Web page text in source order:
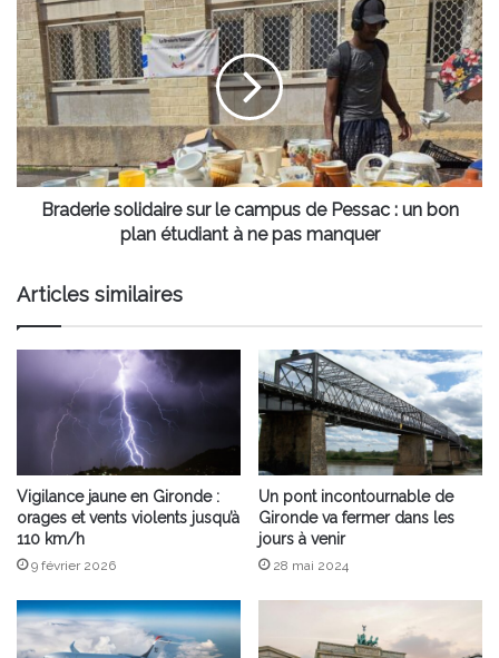
solidaire
sur
le
campus
de
Pessac
:
un
ne
pas
manquer
Braderie solidaire sur le campus de Pessac : un bon
plan étudiant à ne pas manquer
Articles similaires
Vigilance jaune en Gironde :
orages et vents violents jusqu’à
110 km/h
9 février 2026
Un pont incontournable de
Gironde va fermer dans les
jours à venir
28 mai 2024